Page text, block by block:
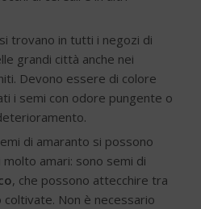
si trovano in tutti i negozi di
grandi città anche nei
Devono essere di colore
i semi con odore pungente o
di amaranto si possono
amari: sono semi di
, che possono attecchire tra
Non è necessario